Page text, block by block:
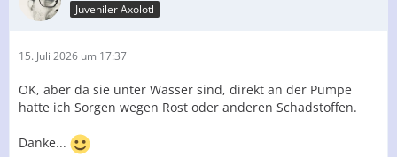
Juveniler Axolotl
15. Juli 2026 um 17:37
OK, aber da sie unter Wasser sind, direkt an der Pumpe
hatte ich Sorgen wegen Rost oder anderen Schadstoffen.
Danke...